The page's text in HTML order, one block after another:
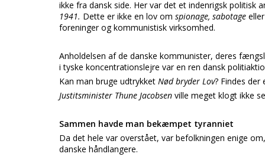
ikke fra dansk side. Her var det et indenrigsk politisk
1941. Dette er ikke en lov om spionage, sabotage
foreninger og kommunistisk virksomhed.
Anholdelsen af de danske kommunister, deres
i tyske koncentrationslejre var en ren dansk
Kan man bruge udtrykket Nød bryder Lov? Findes
Justitsminister Thune Jacobsen ville meget klogt ikke
Sammen havde man bekæmpet tyranniet
Da det hele var overstået, var befolkningen enige
danske håndlangere.